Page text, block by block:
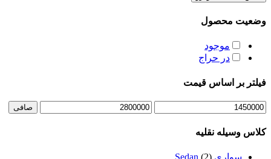
وضعیت محصول
موجود
در حراج
فیلتر بر اساس قیمت
حداقل
حداكثر
صافی
کلاس وسیله نقلیه
سواری Sedan (2)